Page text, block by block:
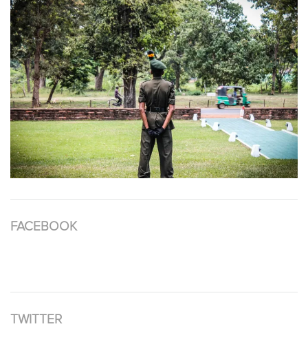
FACEBOOK
TWITTER